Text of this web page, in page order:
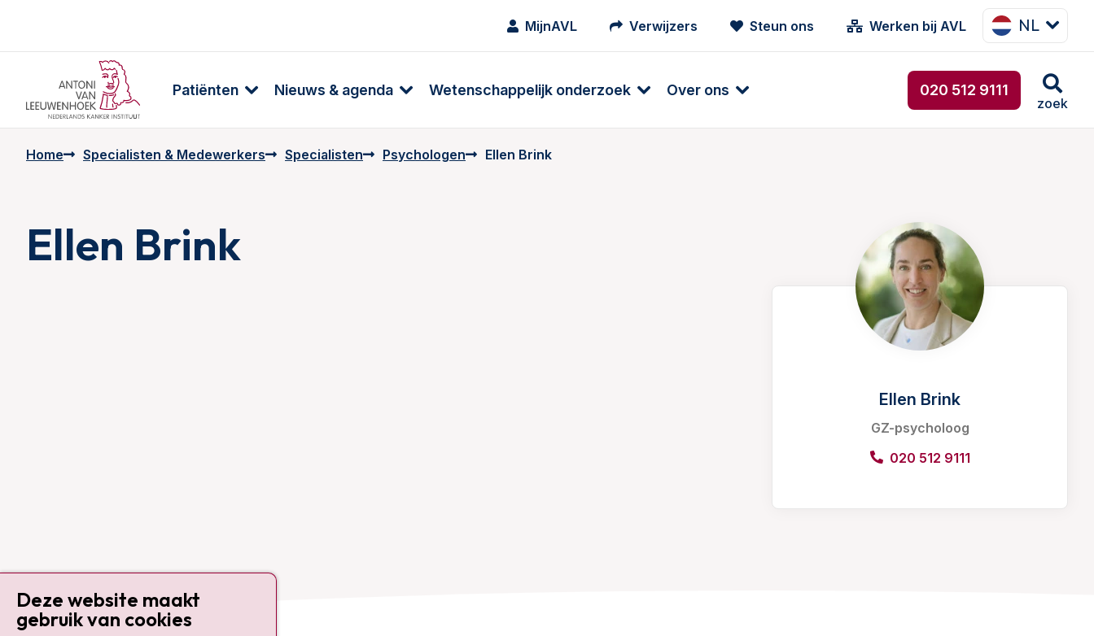
MijnAVL Verwijzers Steun ons Werken bij AVL NL
Patiënten Nieuws & agenda Wetenschappelijk onderzoek Over ons 020 512 9111
zoek
Home Specialisten & Medewerkers Specialisten Psychologen Ellen Brink
Ellen Brink
Ellen Brink
GZ-psycholoog
020 512 9111
Deze website maakt
gebruik van cookies